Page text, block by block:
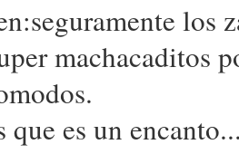
los
machacaditos
que es un